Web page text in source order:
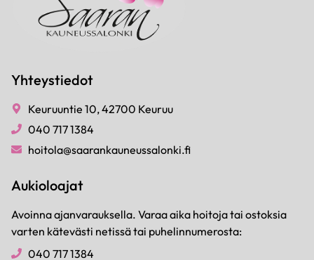
Yhteystiedot
Keuruuntie 10, 42700 Keuruu
040 717 1384
hoitola@saarankauneussalonki.fi
Aukioloajat
Avoinna ajanvarauksella. Varaa aika hoitoja tai ostoksia
varten kätevästi netissä tai puhelinnumerosta:
040 717 1384